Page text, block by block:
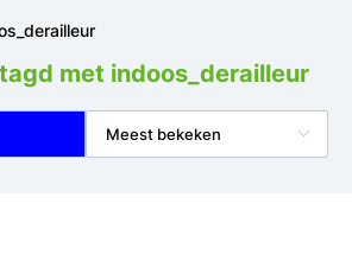
met indoos_derailleur
Meest bekeken